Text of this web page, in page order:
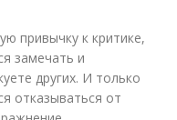
привычку к критике,
замечать и
других. И только
отказываться от